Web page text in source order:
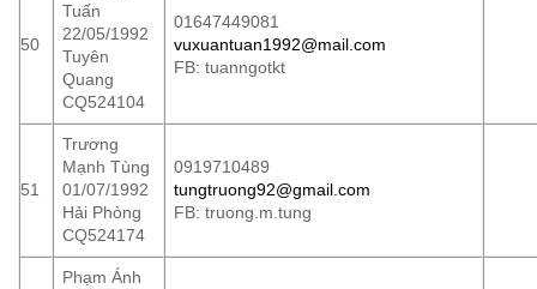
50
Tuấn
22/05/1992
Tuyên
Quang
CQ524104
01647449081
vuxuantuan1992@mail.com
FB: tuanngotkt
51
Trương
Mạnh Tùng
01/07/1992
Hải Phòng
CQ524174
0919710489
tungtruong92@gmail.com
FB: truong.m.tung
Phạm Ánh